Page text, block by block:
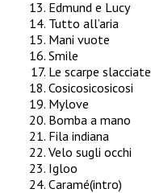
Edmund e Lucy
Tutto all’aria
Mani vuote
Smile
Le scarpe slacciate
Cosicosicosicosi
Mylove
Bomba a mano
Fila indiana
Velo sugli occhi
Igloo
Caramé(intro)